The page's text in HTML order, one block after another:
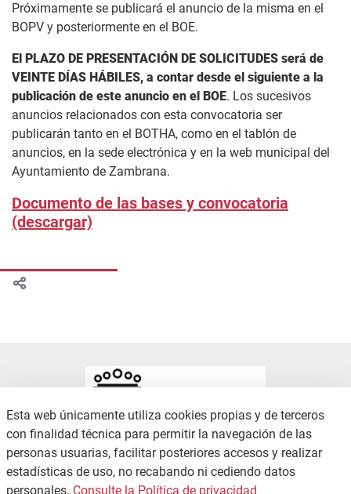
Próximamente se publicará el anuncio de la misma en el
BOPV y posteriormente en el BOE.
El PLAZO DE PRESENTACIÓN DE SOLICITUDES será de
VEINTE DÍAS HÁBILES, a contar desde el siguiente a la
publicación de este anuncio en el BOE. Los sucesivos
anuncios relacionados con esta convocatoria ser
publicarán tanto en el BOTHA, como en el tablón de
anuncios, en la sede electrónica y en la web municipal del
Ayuntamiento de Zambrana.
Documento de las bases y convocatoria
(descargar)
Esta web únicamente utiliza cookies propias y de terceros
con finalidad técnica para permitir la navegación de las
personas usuarias, facilitar posteriores accesos y realizar
estadísticas de uso, no recabando ni cediendo datos
personales. Consulte la Política de privacidad